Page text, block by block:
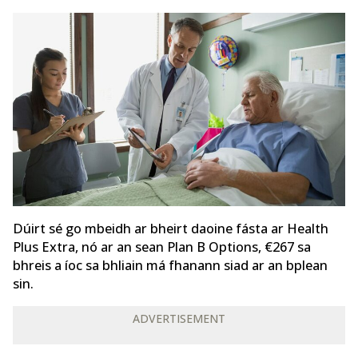
Dúirt sé go mbeidh ar bheirt daoine fásta ar Health
Plus Extra, nó ar an sean Plan B Options, €267 sa
bhreis a íoc sa bhliain má fhanann siad ar an bplean
sin.
ADVERTISEMENT